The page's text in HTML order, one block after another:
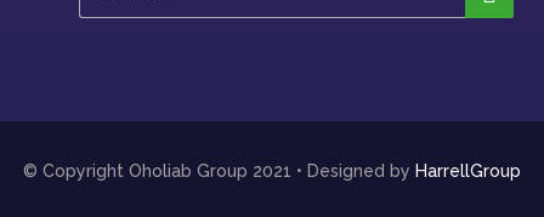
© Copyright Oholiab Group 2021 • Designed by HarrellGroup